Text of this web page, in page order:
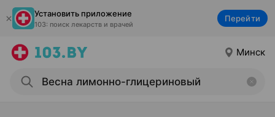
Установить приложение
103: поиск лекарств и врачей
Перейти
Минск